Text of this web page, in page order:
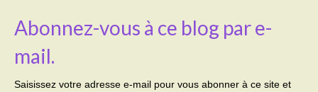
Abonnez-vous à ce blog par e-
mail.
Saisissez votre adresse e-mail pour vous abonner à ce site et